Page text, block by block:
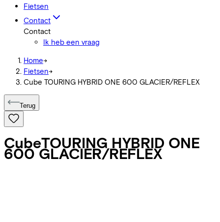
Fietsen
Contact
Contact
Ik heb een vraag
Home->
Fietsen->
Cube TOURING HYBRID ONE 600 GLACIER/REFLEX
Terug
CubeTOURING HYBRID ONE
600 GLACIER/REFLEX